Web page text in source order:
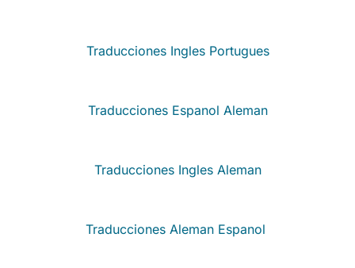
Traducciones Ingles Portugues
Traducciones Espanol Aleman
Traducciones Ingles Aleman
Traducciones Aleman Espanol